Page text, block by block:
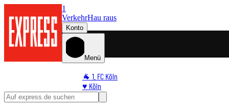
1
VerkehrHau raus
Konto
Menü
🐐 1. FC Köln
♥️ Köln
⭐ Promi